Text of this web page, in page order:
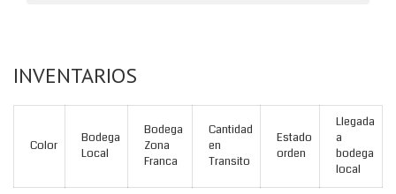
INVENTARIOS
Color
Bodega
Local
Bodega
Zona
Franca
Cantidad
en
Transito
Estado
orden
Llegada
a
bodega
local